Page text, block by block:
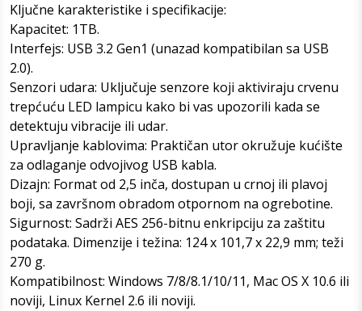
Ključne karakteristike i specifikacije:
Kapacitet: 1TB.
Interfejs: USB 3.2 Gen1 (unazad kompatibilan sa USB
2.0).
Senzori udara: Uključuje senzore koji aktiviraju crvenu
trepćuću LED lampicu kako bi vas upozorili kada se
detektuju vibracije ili udar.
Upravljanje kablovima: Praktičan utor okružuje kućište
za odlaganje odvojivog USB kabla.
Dizajn: Format od 2,5 inča, dostupan u crnoj ili plavoj
boji, sa završnom obradom otpornom na ogrebotine.
Sigurnost: Sadrži AES 256-bitnu enkripciju za zaštitu
podataka. Dimenzije i težina: 124 x 101,7 x 22,9 mm; teži
270 g.
Kompatibilnost: Windows 7/8/8.1/10/11, Mac OS X 10.6 ili
noviji, Linux Kernel 2.6 ili noviji.